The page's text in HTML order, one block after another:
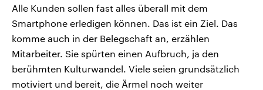
Alle Kunden sollen fast alles überall mit dem
Smartphone erledigen können. Das ist ein Ziel. Das
komme auch in der Belegschaft an, erzählen
Mitarbeiter. Sie spürten einen Aufbruch, ja den
berühmten Kulturwandel. Viele seien grundsätzlich
motiviert und bereit, die Ärmel noch weiter